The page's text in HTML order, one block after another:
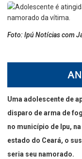
Foto: Ipú Notícias com
Uma adolescente de
disparo de arma de
no município de Ipu,
estado do Ceará, o
seria seu namorado.